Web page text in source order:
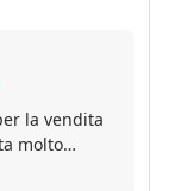
la vendita
molto
una sola